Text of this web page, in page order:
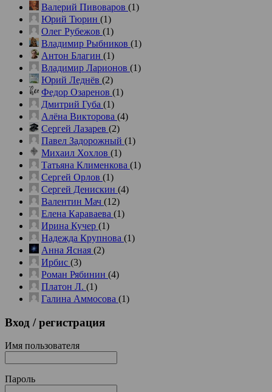
Валерий Пивоваров (1)
Юрий Тюрин (1)
Олег Рубежов (1)
Владимир Рыбников (1)
Антон Благин (1)
Владимир Ларионов (1)
Юрий Леднёв (2)
Федор Озаренов (1)
Дмитрий Губа (1)
Алёна Викторова (4)
Сергей Лазарев (2)
Павел Задорожный (1)
Михаил Хохлов (1)
Татьяна Клименкова (1)
Сергей Орлов (1)
Сергей Денискин (4)
Валентин Мач (12)
Елена Караваева (1)
Ирина Кучер (1)
Надежда Крупнова (1)
Анна Ясная (2)
Ирбис (3)
Роман Рябинин (4)
Платон Л. (1)
Галина Аммосова (1)
Вход / регистрация
Имя пользователя
Пароль